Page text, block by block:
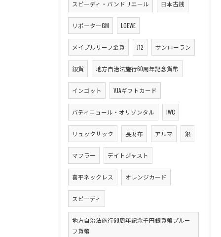
スピーディ・バンドリエール 日本古銭
リポーターGM LOEWE
メイプルリーフ金貨 J12 サンローラン
銀貨 地方自治法施行60周年記念貨幣
インゴット VJAギフトカード
バティニョール・オリゾンタル IWC
リュックサック 長財布 アルマ 銀
マフラー デイトジャスト
喜平ネックレス オレンジカード
スピーディ
地方自治法施行60周年記念千円銀貨幣プルー
フ貨幣